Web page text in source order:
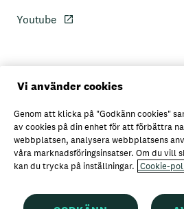
Youtube
Personuppgiftspolicy
Axfoods integritetspolicy
Här kan du köpa Garant
Vi använder cookies
Genom att klicka på "Godkänn cookies"
av cookies på din enhet för att förbättra
webbplatsen, analysera webbplatsens
våra marknadsföringsinsatser. Om du vill
kan du trycka på inställningar. Cookie-